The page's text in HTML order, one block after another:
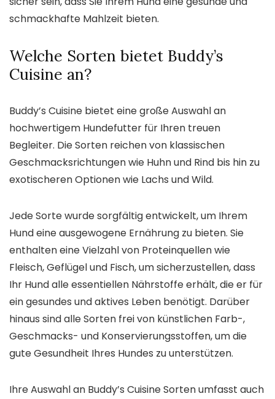
schmackhafte Mahlzeit bieten.
Welche Sorten bietet Buddy’s
Cuisine an?
Buddy’s Cuisine bietet eine große Auswahl an
hochwertigem Hundefutter für Ihren treuen
Begleiter. Die Sorten reichen von klassischen
Geschmacksrichtungen wie Huhn und Rind bis hin zu
exotischeren Optionen wie Lachs und Wild.
Jede Sorte wurde sorgfältig entwickelt, um Ihrem
Hund eine ausgewogene Ernährung zu bieten. Sie
enthalten eine Vielzahl von Proteinquellen wie
Fleisch, Geflügel und Fisch, um sicherzustellen, dass
Ihr Hund alle essentiellen Nährstoffe erhält, die er für
ein gesundes und aktives Leben benötigt. Darüber
hinaus sind alle Sorten frei von künstlichen Farb-,
Geschmacks- und Konservierungsstoffen, um die
gute Gesundheit Ihres Hundes zu unterstützen.
Ihre Auswahl an Buddy’s Cuisine Sorten umfasst auch